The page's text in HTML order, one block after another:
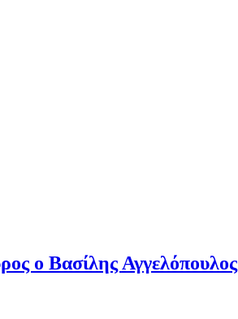
ο Βασίλης Αγγελόπουλος